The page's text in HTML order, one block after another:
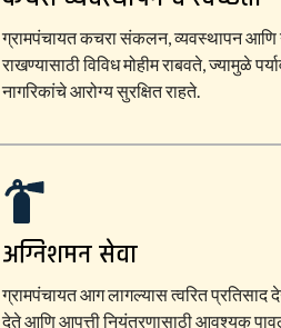
ग्रामपंचायत कचरा संकलन, व्यवस्थापन आणि
राखण्यासाठी विविध मोहीम राबवते, ज्यामुळे
नागरिकांचे आरोग्य सुरक्षित राहते.
अग्निशमन सेवा
ग्रामपंचायत आग लागल्यास त्वरित
देते आणि आपत्ती नियंत्रणासाठी आवश्यक